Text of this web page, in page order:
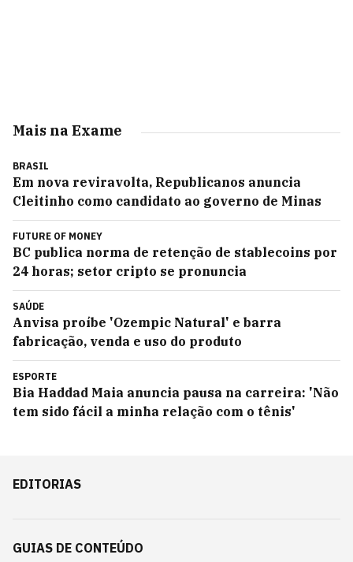
Mais na Exame
BRASIL
Em nova reviravolta, Republicanos anuncia
Cleitinho como candidato ao governo de Minas
FUTURE OF MONEY
BC publica norma de retenção de stablecoins por
24 horas; setor cripto se pronuncia
SAÚDE
Anvisa proíbe 'Ozempic Natural' e barra
fabricação, venda e uso do produto
ESPORTE
Bia Haddad Maia anuncia pausa na carreira: 'Não
tem sido fácil a minha relação com o tênis'
EDITORIAS
GUIAS DE CONTEÚDO